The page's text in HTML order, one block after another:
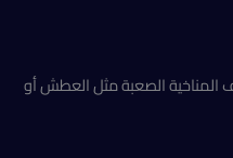
المناخية الصعبة مثل العطش أو